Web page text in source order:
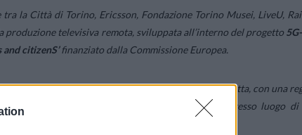
tra la Città di Torino, Ericsson, Fondazione Torino Musei, LiveU,
produzione televisiva remota, sviluppata all’interno del progetto
citizenS’finanziato dalla Commissione Europea.
strade della città hanno potuto collegarsi in diretta, con una
teatrali coinvolgenti come se fossero tutti nello stesso luogo